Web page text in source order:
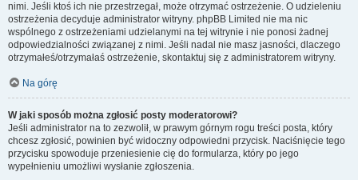
nimi. Jeśli ktoś ich nie przestrzegał, może otrzymać ostrzeżenie. O udzieleniu
ostrzeżenia decyduje administrator witryny. phpBB Limited nie ma nic
wspólnego z ostrzeżeniami udzielanymi na tej witrynie i nie ponosi żadnej
odpowiedzialności związanej z nimi. Jeśli nadal nie masz jasności, dlaczego
otrzymałeś/otrzymałaś ostrzeżenie, skontaktuj się z administratorem witryny.
Na górę
W jaki sposób można zgłosić posty moderatorowi?
Jeśli administrator na to zezwolił, w prawym górnym rogu treści posta, który
chcesz zgłosić, powinien być widoczny odpowiedni przycisk. Naciśnięcie tego
przycisku spowoduje przeniesienie cię do formularza, który po jego
wypełnieniu umożliwi wysłanie zgłoszenia.